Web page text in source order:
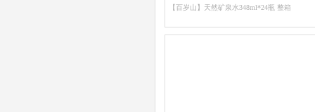
元气森林
【百岁山】天然矿泉水348ml*24瓶 整箱